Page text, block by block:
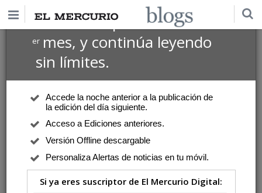
Suscríbete por $1 USD
ermes, y continúa leyendo
sin límites.
Accede la noche anterior a la publicación de
la edición del día siguiente.
Acceso a Ediciones anteriores.
Versión Offline descargable
Personaliza Alertas de noticias en tu móvil.
Si ya eres suscriptor de El Mercurio Digital: